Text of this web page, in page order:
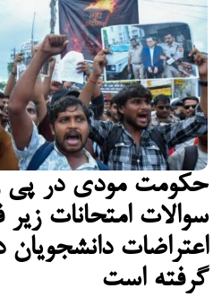
حکومت مودی در پی
سوالات امتحانات زیر
اعتراضات
گرفته است